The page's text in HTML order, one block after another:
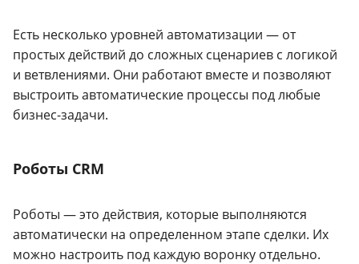
Есть несколько уровней автоматизации — от
простых действий до сложных сценариев с логикой
и ветвлениями. Они работают вместе и позволяют
выстроить автоматические процессы под любые
бизнес-задачи.
Роботы CRM
Роботы — это действия, которые выполняются
автоматически на определенном этапе сделки. Их
можно настроить под каждую воронку отдельно.